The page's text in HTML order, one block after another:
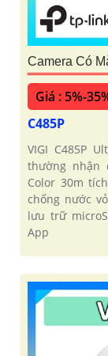
Camera Có
Giá : 5%-
C485P
VIGI C485P
thường nhận
Color 30m
chống nước
lưu trữ
App